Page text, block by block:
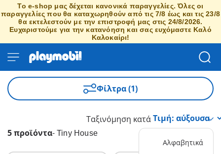
Το e-shop μας δέχεται κανονικά παραγγελίες. Όλες οι
παραγγελίες που θα καταχωρηθούν από τις 7/8 έως και τις 23/8
θα εκτελεστούν με την επιστροφή μας στις 24/8/2026.
Ευχαριστούμε για την κατανόηση και σας ευχόμαστε Καλό
Καλοκαίρι!
Φίλτρα (1)
5 προϊόντα- Tiny House
Ταξινόμηση κατά
Αλφαβητικά